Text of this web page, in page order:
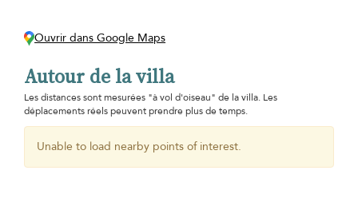
Ouvrir dans Google Maps
Autour de la villa
Les distances sont mesurées "à vol d'oiseau" de la villa. Les
déplacements réels peuvent prendre plus de temps.
Unable to load nearby points of interest.